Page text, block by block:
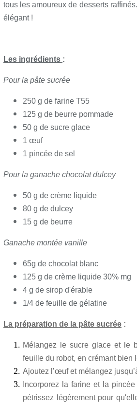
tous les amoureux de desserts
élégant !
Les ingrédients :
Pour la pâte sucrée
250 g de farine T55
125 g de beurre pommade
50 g de sucre glace
1 œuf
1 pincée de sel
Pour la ganache chocolat dulcey
50 g de crème liquide
80 g de dulcey
15 g de beurre
Ganache montée vanille
65g de chocolat blanc
125 g de crème liquide 30% mg
4 g de sirop d'érable
1/4 de feuille de gélatine
La préparation de la pâte sucrée :
Mélangez le sucre glace et le
feuille du robot, en crémant bien
Ajoutez l’œuf et mélangez
Incorporez la farine et la
pétrissez légèrement pour